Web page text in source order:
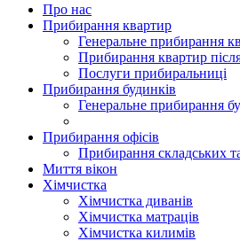
Про нас
Прибирання квартир
Генеральне прибирання
Прибирання квартир
Послуги прибиральниці
Прибирання будинків
Генеральне прибирання
Прибирання офісів
Прибирання складських
Миття вікон
Хімчистка
Хімчистка диванів
Хімчистка матраців
Хімчистка килимів